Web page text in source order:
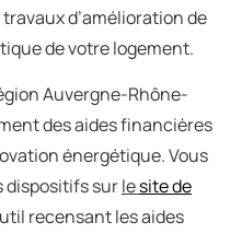
d’amélioration de
de votre logement.
Auvergne-Rhône-
des aides financières
énergétique. Vous
dispositifs surlesite de
recensant les aides